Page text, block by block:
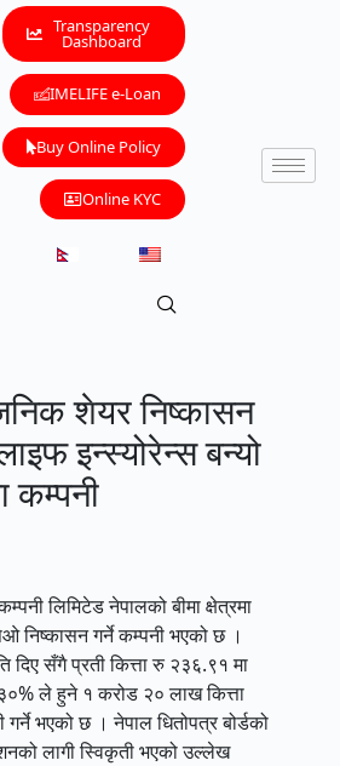
Transparency
Dashboard
IMELIFE e-Loan
Buy Online Policy
Online KYC
शेयर निष्कासन
इन्स्योरेन्स बन्यो
कम्पनी
लिमिटेड नेपालको बीमा क्षेत्रमा
निष्कासन गर्ने कम्पनी भएको छ ।
दिए सँगै प्रती कित्ता रु २३६.९१ मा
ले हुने १ करोड २० लाख कित्ता
गर्ने भएको छ । नेपाल धितोपत्र बोर्डको
लागी स्विकृती भएको उल्लेख